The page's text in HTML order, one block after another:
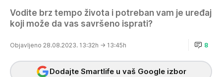
Vodite brz tempo života i potreban vam je uređaj
koji može da vas savršeno isprati?
Objavljeno 28.08.2023. 13:32h → 13:45h 8
Dodajte Smartlife u vaš Google izbor